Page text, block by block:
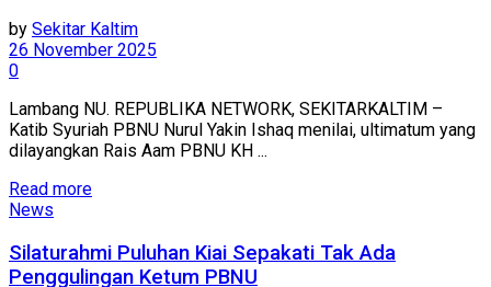
by Sekitar Kaltim
26 November 2025
0
Lambang NU. REPUBLIKA NETWORK, SEKITARKALTIM –
Katib Syuriah PBNU Nurul Yakin Ishaq menilai, ultimatum yang
dilayangkan Rais Aam PBNU KH ...
Read more
News
Silaturahmi Puluhan Kiai Sepakati Tak Ada
Penggulingan Ketum PBNU